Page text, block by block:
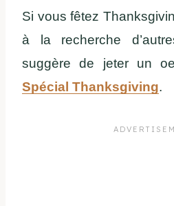
Si vous fêtez
à la recherche
suggère de jeter un
Spécial Thanksgiving.